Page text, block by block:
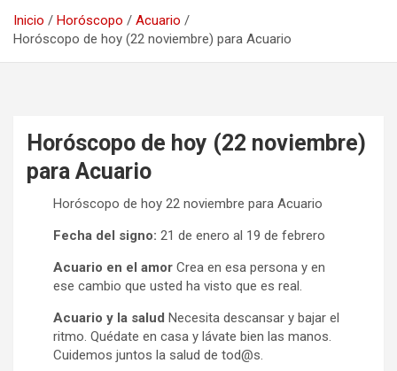
Inicio Horóscopo
Acuario
Horóscopo de hoy (22 noviembre) para Acuario
Horóscopo de hoy (22 noviembre)
para Acuario
Horóscopo de hoy 22 noviembre para Acuario
Fecha del signo: 21 de enero al 19 de febrero
Acuario en el amor Crea en esa persona y en
ese cambio que usted ha visto que es real.
Acuario y la salud Necesita descansar y bajar el
ritmo. Quédate en casa y lávate bien las manos.
Cuidemos juntos la salud de tod@s.